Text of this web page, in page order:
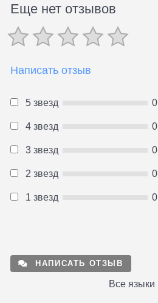
Еще нет отзывов
Написать отзыв
5 звезд 0
4 звезд 0
3 звезд 0
2 звезд 0
1 звезд 0
НАПИСАТЬ ОТЗЫВ
Все языки